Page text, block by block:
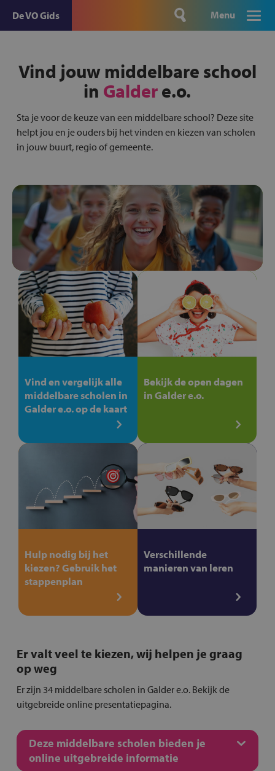
De VO Gids Menu
Vind jouw middelbare school
in Galdere.o.
Sta je voor de keuze van een middelbare school? Deze site
helpt jou en je ouders bij het vinden en kiezen van scholen
in jouw buurt, regio of gemeente.
Vind en vergelijk alle
middelbare scholen in
Galder e.o. op de kaart
Bekijk de open dagen
in Galder e.o.
Hulp nodig bij het
kiezen? Gebruik het
stappenplan
Verschillende
manieren van leren
Er valt veel te kiezen, wij helpen je graag
op weg
Er zijn 34 middelbare scholen in Galder e.o. Bekijk de
uitgebreide online presentatiepagina.
Deze middelbare scholen bieden je
online uitgebreide informatie